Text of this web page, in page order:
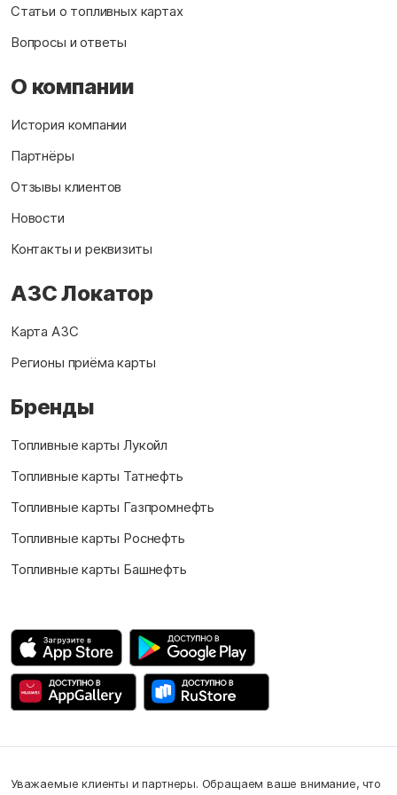
Статьи о топливных картах
Вопросы и ответы
О компании
История компании
Партнёры
Отзывы клиентов
Новости
Контакты и реквизиты
АЗС Локатор
Карта АЗС
Регионы приёма карты
Бренды
Топливные карты Лукойл
Топливные карты Татнефть
Топливные карты Газпромнефть
Топливные карты Роснефть
Топливные карты Башнефть
Уважаемые клиенты и партнеры. Обращаем ваше внимание, что